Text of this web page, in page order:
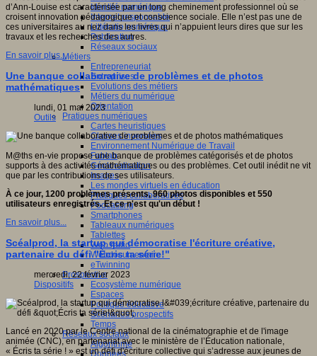
Identité numérique
Internet responsable
Littératie numérique
Publication
Réseaux sociaux
Métiers
Entrepreneuriat
Entreprises
Evolutions des métiers
Métiers du numérique
Orientation
Pratiques numériques
Cartes heuristiques
Classes inversées
Environnement Numérique de Travail
Fablab
Géolocalisation
Images
Les mondes virtuels en éducation
Pratiques collaboratives
Podcasting
Smartphones
Tableaux numériques
Tablettes
Web radio
Webdocumentaire
eTwinning
Prospective
Ecosystème numérique
Espaces
Politique éducative
Scénarios prospectifs
Temps
Réseaux sociaux
Algorithme
Données
d’Ann-Louise est caractérisée par un long cheminement professionnel où se
croisent innovation pédagogique et conscience sociale. Elle n’est pas une de
ces universitaires au nez dans les livres qui n’appuient leurs dires que sur les
travaux et les recherches des autres.
En savoir plus...
Une banque collaborative de problèmes et de photos
mathématiques
lundi, 01 mai 2023
Outils
M@ths en-vie propose une banque de problèmes catégorisés et de photos
supports à des activités mathématiques ou des problèmes. Cet outil inédit ne vit
que par les contributions de ses utilisateurs.
À ce jour, 1200 problèmes présents, 960 photos disponibles et 550
utilisateurs enregistrés. Et ce n'est qu'un début !
En savoir plus...
Scéalprod, la startup qui démocratise l'écriture créative,
partenaire du défi "Écris ta série!"
mercredi, 22 février 2023
Dispositifs
Lancé en 2020 par le Centre national de la cinématographie et de l'image
animée (CNC), en partenariat avec le ministère de l’Éducation nationale,
« Écris ta série ! » est un défi d'écriture collective qui s’adresse aux jeunes de